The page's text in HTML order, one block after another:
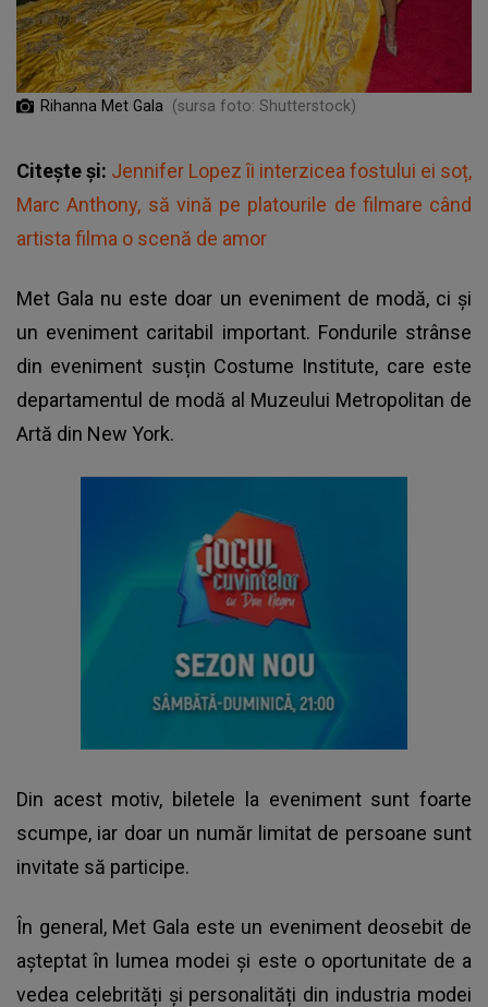
Rihanna Met Gala (sursa foto: Shutterstock)
Citește și: Jennifer Lopez îi interzicea fostului ei soț,
Marc Anthony, să vină pe platourile de filmare când
artista filma o scenă de amor
Met Gala nu este doar un eveniment de modă, ci și
un eveniment caritabil important. Fondurile strânse
din eveniment susțin Costume Institute, care este
departamentul de modă al Muzeului Metropolitan de
Artă din New York.
Din acest motiv, biletele la eveniment sunt foarte
scumpe, iar doar un număr limitat de persoane sunt
invitate să participe.
În general, Met Gala este un eveniment deosebit de
așteptat în lumea modei și este o oportunitate de a
vedea celebrități și personalități din industria modei